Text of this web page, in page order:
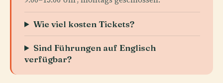
Wie viel kosten Tickets?
Sind Führungen auf Englisch
verfügbar?